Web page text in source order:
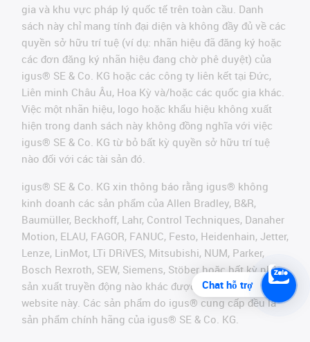
gia và khu vực pháp lý quốc tế trên toàn cầu. Danh
sách này chỉ mang tính đại diện và không đầy đủ về các
quyền sở hữu trí tuệ (ví dụ: nhãn hiệu đã đăng ký hoặc
các đơn đăng ký nhãn hiệu đang chờ phê duyệt) của
igus® SE & Co. KG hoặc các công ty liên kết tại Đức,
Liên minh Châu Âu, Hoa Kỳ và/hoặc các quốc gia khác.
Việc một nhãn hiệu, logo hoặc khẩu hiệu không xuất
hiện trong danh sách này không đồng nghĩa với việc
igus® SE & Co. KG từ bỏ bất kỳ quyền sở hữu trí tuệ
nào đối với các tài sản đó.
igus® SE & Co. KG xin thông báo rằng igus® không
kinh doanh các sản phẩm của Allen Bradley, B&R,
Baumüller, Beckhoff, Lahr, Control Techniques, Danaher
Motion, ELAU, FAGOR, FANUC, Festo, Heidenhain, Jetter,
Lenze, LinMot, LTi DRiVES, Mitsubishi, NUM, Parker,
Bosch Rexroth, SEW, Siemens, Stöber hoặc bất kỳ nhà
sản xuất truyền động nào khác được đề cập trên
website này. Các sản phẩm do igus® cung cấp đều là
sản phẩm chính hãng của igus® SE & Co. KG.
Chat hỗ trợ